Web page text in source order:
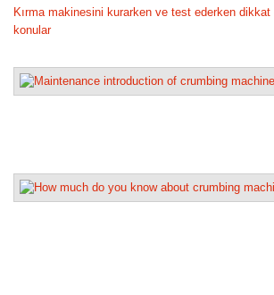
Kırma makinesini kurarken ve test ederken
konular